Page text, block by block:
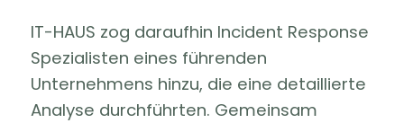
IT-HAUS zog daraufhin Incident Response
Spezialisten eines führenden
Unternehmens hinzu, die eine detaillierte
Analyse durchführten. Gemeinsam